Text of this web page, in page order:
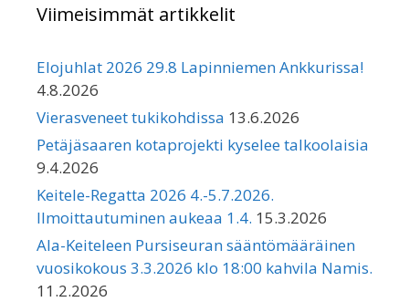
Viimeisimmät artikkelit
Elojuhlat 2026 29.8 Lapinniemen Ankkurissa!
4.8.2026
Vierasveneet tukikohdissa 13.6.2026
Petäjäsaaren kotaprojekti kyselee talkoolaisia
9.4.2026
Keitele-Regatta 2026 4.-5.7.2026.
Ilmoittautuminen aukeaa 1.4. 15.3.2026
Ala-Keiteleen Pursiseuran sääntömääräinen
vuosikokous 3.3.2026 klo 18:00 kahvila Namis.
11.2.2026